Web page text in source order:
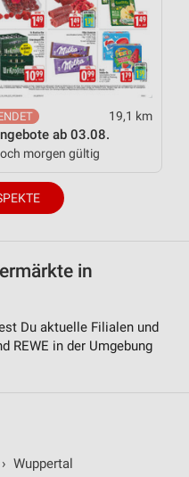
19,1 km
ab 03.08.
morgen gültig
in
Du aktuelle Filialen und
REWE in der Umgebung
› Wuppertal